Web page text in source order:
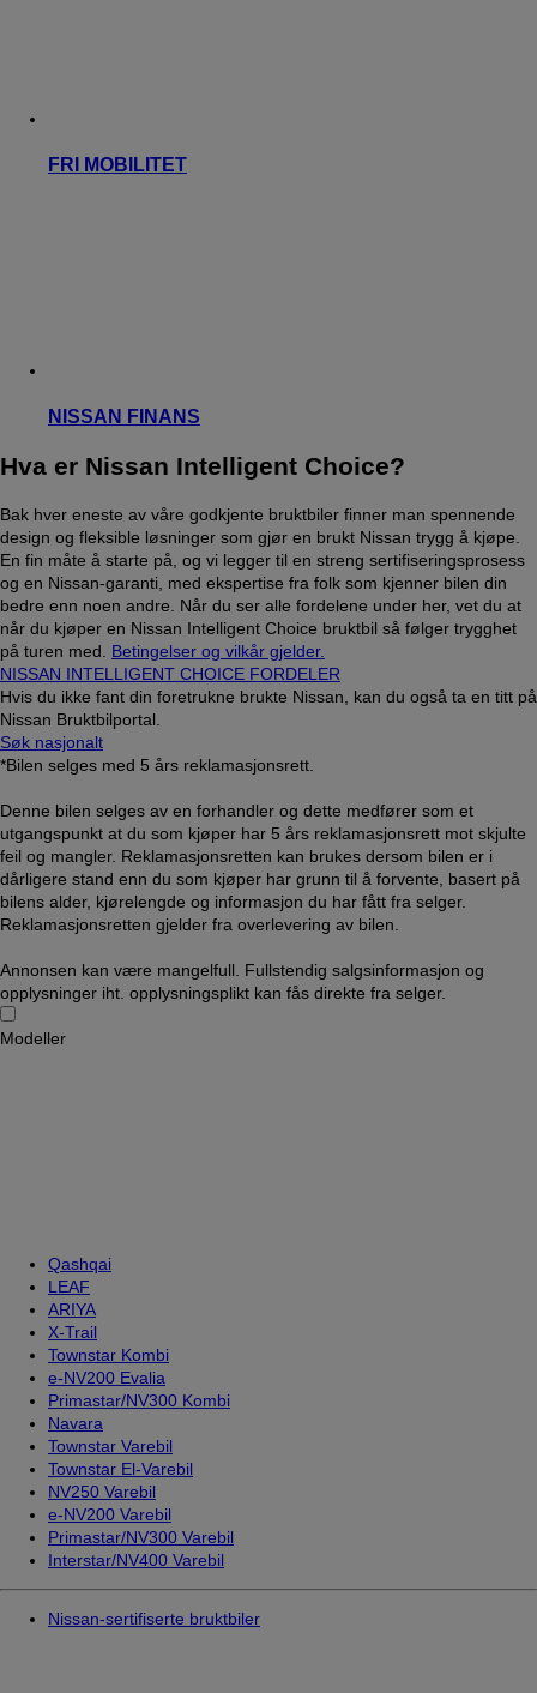
FRI MOBILITET
NISSAN FINANS
Hva er Nissan Intelligent Choice?
Bak hver eneste av våre godkjente bruktbiler finner man spennende
design og fleksible løsninger som gjør en brukt Nissan trygg å kjøpe.
En fin måte å starte på, og vi legger til en streng sertifiseringsprosess
og en Nissan-garanti, med ekspertise fra folk som kjenner bilen din
bedre enn noen andre. Når du ser alle fordelene under her, vet du at
når du kjøper en Nissan Intelligent Choice bruktbil så følger trygghet
på turen med. Betingelser og vilkår gjelder.
NISSAN INTELLIGENT CHOICE FORDELER
Hvis du ikke fant din foretrukne brukte Nissan, kan du også ta en titt på
Nissan Bruktbilportal.
Søk nasjonalt
*Bilen selges med 5 års reklamasjonsrett.
Denne bilen selges av en forhandler og dette medfører som et
utgangspunkt at du som kjøper har 5 års reklamasjonsrett mot skjulte
feil og mangler. Reklamasjonsretten kan brukes dersom bilen er i
dårligere stand enn du som kjøper har grunn til å forvente, basert på
bilens alder, kjørelengde og informasjon du har fått fra selger.
Reklamasjonsretten gjelder fra overlevering av bilen.
Annonsen kan være mangelfull. Fullstendig salgsinformasjon og
opplysninger iht. opplysningsplikt kan fås direkte fra selger.
Modeller
Qashqai
LEAF
ARIYA
X-Trail
Townstar Kombi
e-NV200 Evalia
Primastar/NV300 Kombi
Navara
Townstar Varebil
Townstar El-Varebil
NV250 Varebil
e-NV200 Varebil
Primastar/NV300 Varebil
Interstar/NV400 Varebil
Nissan-sertifiserte bruktbiler